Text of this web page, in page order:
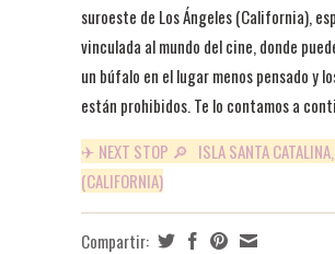
suroeste de Los Ángeles (California),
vinculada al mundo del cine, donde
un búfalo en el lugar menos pensado y
están prohibidos. Te lo contamos a
✈ NEXT STOP 🔎 ISLA SANTA CATALINA,
(CALIFORNIA)
Compartir: